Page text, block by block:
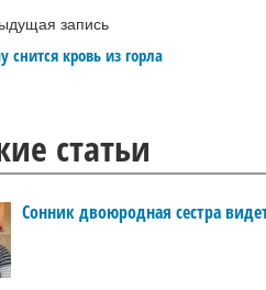
запись
снится кровь из горла
статьи
Сонник двоюродная сестра